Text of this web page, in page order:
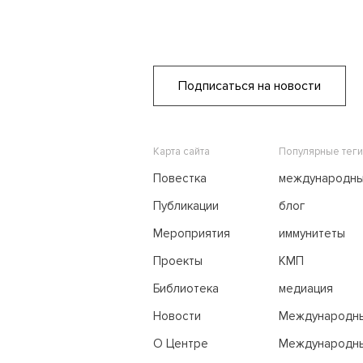
Подписаться на новости
Карта сайта
Повестка
Публикации
Мероприятия
Проекты
Библиотека
Новости
О Центре
Популярные теги
блог
иммунитеты
КМП
медиация
праву